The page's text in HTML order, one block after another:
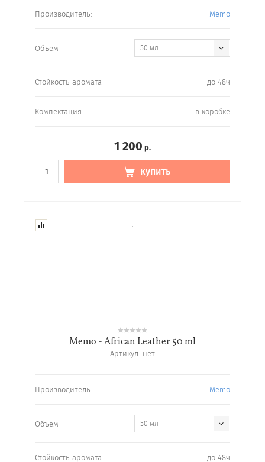
Производитель: Memo
Объем 50 мл
Стойкость аромата до 48ч
Компектация в коробке
1 200 р.
купить
Memo - African Leather 50 ml
Артикул: нет
Производитель: Memo
Объем 50 мл
Стойкость аромата до 48ч